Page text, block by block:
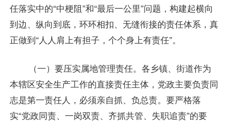
任落实中的“中梗阻”和“最后一公里”问题，构建起横向
到边、纵向到底，环环相扣、无缝衔接的责任体系，真
正做到“人人肩上有担子，个个身上有责任”。
（一）要压实属地管理责任。各乡镇、街道作为
本辖区安全生产工作的直接责任主体，党政主要负责同
志是第一责任人，必须亲自抓、负总责。要严格落
实“党政同责、一岗双责、齐抓共管、失职追责”的要